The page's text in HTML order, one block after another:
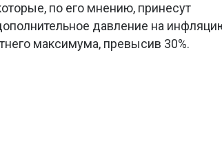
по его мнению, принесут
давление на
максимума, превысив 30%.